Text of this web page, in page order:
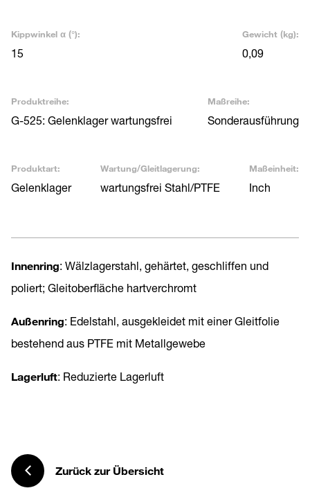
Kippwinkel α (°):
15
Gewicht (kg):
0,09
Produktreihe:
G-525: Gelenklager wartungsfrei
Maßreihe:
Sonderausführung
Produktart:
Gelenklager
Wartung/Gleitlagerung:
wartungsfrei Stahl/PTFE
Maßeinheit:
Inch
Innenring: Wälzlagerstahl, gehärtet, geschliffen und
poliert; Gleitoberfläche hartverchromt
Außenring: Edelstahl, ausgekleidet mit einer Gleitfolie
bestehend aus PTFE mit Metallgewebe
Lagerluft: Reduzierte Lagerluft
Zurück zur Übersicht